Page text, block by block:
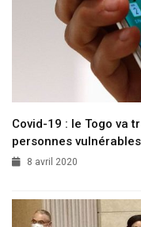
Covid-19 : le Togo va
personnes vulnérables
8 avril 2020